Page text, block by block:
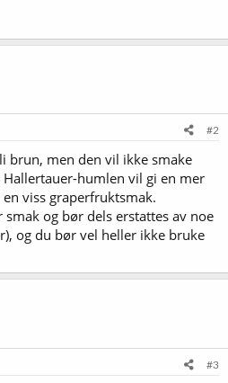
#2
brun, men den vil ikke smake
humlen vil gi en mer
viss graperfruktsmak.
og bør dels erstattes av noe
og du bør vel heller ikke bruke
#3